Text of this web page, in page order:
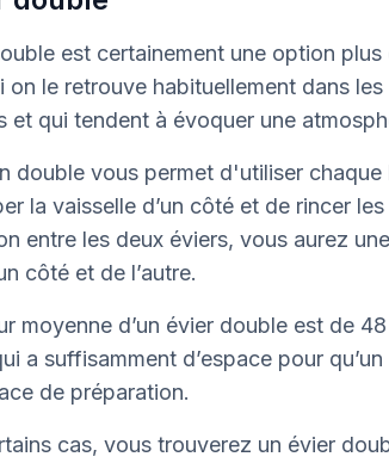
est certainement une option
on le retrouve habituellement dans
et qui tendent à évoquer une
double vous permet d'utiliser
la vaisselle d’un côté et de rincer
entre les deux éviers, vous aurez
côté et de l’autre.
moyenne d’un évier double est de
a suffisamment d’espace pour
de préparation.
cas, vous trouverez un évier